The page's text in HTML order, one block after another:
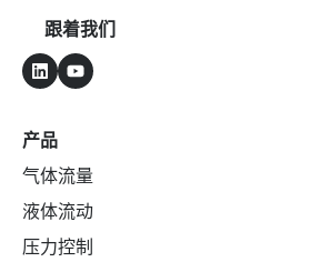
跟着我们
产品
气体流量
液体流动
压力控制